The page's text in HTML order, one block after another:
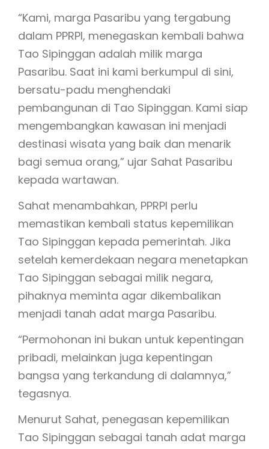
“Kami, marga Pasaribu yang tergabung
dalam PPRPI, menegaskan kembali bahwa
Tao Sipinggan adalah milik marga
Pasaribu. Saat ini kami berkumpul di sini,
bersatu-padu menghendaki
pembangunan di Tao Sipinggan. Kami siap
mengembangkan kawasan ini menjadi
destinasi wisata yang baik dan menarik
bagi semua orang,” ujar Sahat Pasaribu
kepada wartawan.
Sahat menambahkan, PPRPI perlu
memastikan kembali status kepemilikan
Tao Sipinggan kepada pemerintah. Jika
setelah kemerdekaan negara menetapkan
Tao Sipinggan sebagai milik negara,
pihaknya meminta agar dikembalikan
menjadi tanah adat marga Pasaribu.
“Permohonan ini bukan untuk kepentingan
pribadi, melainkan juga kepentingan
bangsa yang terkandung di dalamnya,”
tegasnya.
Menurut Sahat, penegasan kepemilikan
Tao Sipinggan sebagai tanah adat marga